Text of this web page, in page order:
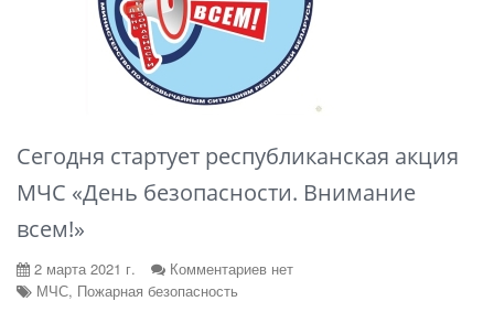
Сегодня стартует республиканская акция
МЧС «День безопасности. Внимание
всем!»
2 марта 2021 г.
Комментариев нет
МЧС, Пожарная безопасность